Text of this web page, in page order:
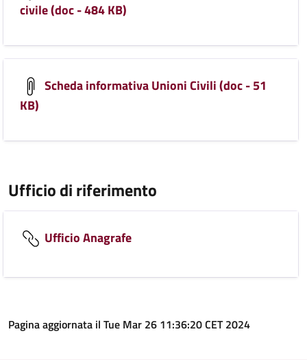
civile (doc - 484 KB)
Scheda informativa Unioni Civili (doc - 51
KB)
Ufficio di riferimento
Ufficio Anagrafe
Pagina aggiornata il Tue Mar 26 11:36:20 CET 2024